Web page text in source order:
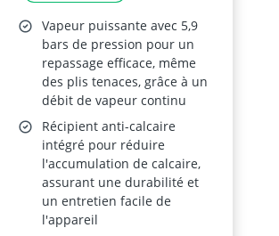
Vapeur puissante avec 5,9
bars de pression pour un
repassage efficace, même
des plis tenaces, grâce à un
débit de vapeur continu
Récipient anti-calcaire
intégré pour réduire
l'accumulation de calcaire,
assurant une durabilité et
un entretien facile de
l'appareil